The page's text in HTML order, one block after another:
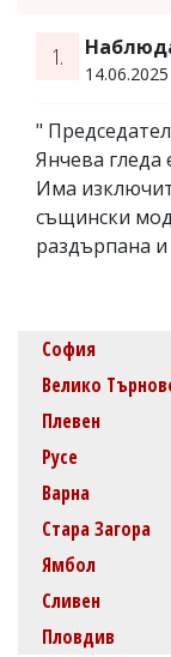
1.
"
Янчева гледа
Има
същински
раздърпана
София
Велико
Плевен
Русе
Варна
Стара Загора
Ямбол
Сливен
Пловдив